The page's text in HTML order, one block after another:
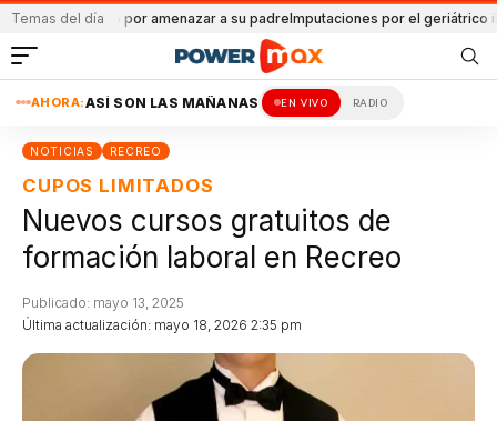
Temas del día
Detenido por amenazar a su padreImputaciones por el geriátrico ilegal
AHORA:ASÍ SON LAS MAÑANAS EN VIVO RADIO
NOTICIAS RECREO
CUPOS LIMITADOS
Nuevos cursos gratuitos de
formación laboral en Recreo
Última actualización: mayo 18, 2026 2:35 pm
Publicado: mayo 13, 2025